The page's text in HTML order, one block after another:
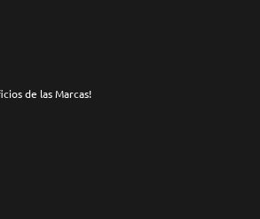
de las Marcas!